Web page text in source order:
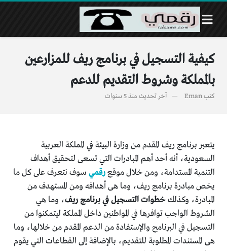
كيفية التسجيل في برنامج ريف للمزارعين
بالمملكة وشروط التقديم للدعم
كتبEman آخر تحديث منذ 5 سنوات
يتعبر برنامج ريف المقدم من وزارة البيئة في المملكة العربية
السعودية، أنه أحد أهم المبادرات التي تسعى لتحقيق أهداف
التنمية المستدامة، ومن خلال موقعرقمي سوف نتعرف على كل ما
يخص مبادرة برنامج ريف، وما هى أهدافه ومن المستهدف من
المبادرة، وكذلكخطوات التسجيل في برنامج ريف، وما هي
الشروط الواجب توافرها في المواطنين داخل المملكة ليتمكنوا من
التسجيل في البرنامح والإستفادة من الدعم المقدم من خلالها، وما
هى المستندات المطلوبة للتقديم، بالإضافة إلى القطاعات التي يقوم